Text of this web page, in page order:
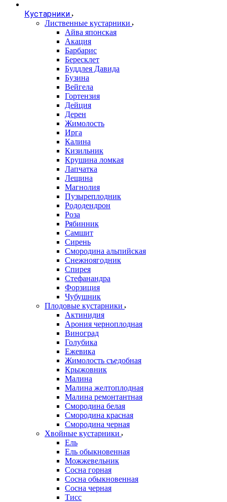
Кустарники
Лиственные кустарники
Айва японская
Акация
Барбарис
Бересклет
Буддлея Давида
Бузина
Вейгела
Гортензия
Дейция
Дерен
Жимолость
Ирга
Калина
Кизильник
Крушина ломкая
Лапчатка
Лещина
Магнолия
Пузыреплодник
Рододендрон
Роза
Рябинник
Самшит
Сирень
Смородина альпийская
Снежноягодник
Спирея
Стефанандра
Форзиция
Чубушник
Плодовые кустарники
Актинидия
Арония черноплодная
Виноград
Голубика
Ежевика
Жимолость съедобная
Крыжовник
Малина
Малина желтоплодная
Малина ремонтантная
Смородина белая
Смородина красная
Смородина черная
Хвойные кустарники
Ель
Ель обыкновенная
Можжевельник
Сосна горная
Сосна обыкновенная
Сосна черная
Тисс